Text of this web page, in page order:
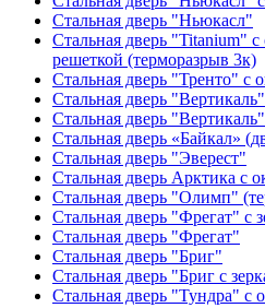
Стальная дверь "Ньюкасл"
Стальная дверь "Titanium"
решеткой (терморазрыв 3к)
Стальная дверь "Тренто" с
Стальная дверь "Вертикаль"
Стальная дверь
Стальная дверь «Байкал»
Стальная дверь "Эверест"
Стальная дверь Арктика с
Стальная дверь "Олимп"
Стальная дверь "Фрегат" с
Стальная дверь "Фрегат"
Стальная дверь "Бриг"
Стальная дверь "Бриг с
Стальная дверь "Тундра" с